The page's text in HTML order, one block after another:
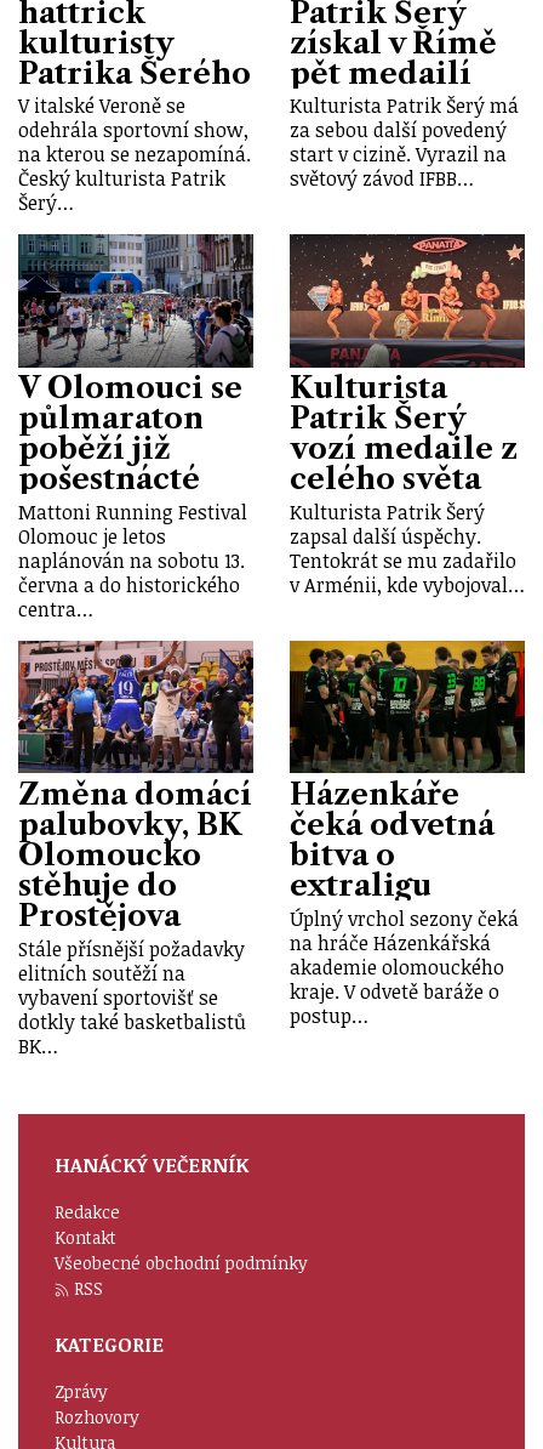
hattrick
kulturisty
Patrika Šerého
V italské Veroně se
odehrála sportovní show,
na kterou se nezapomíná.
Český kulturista Patrik
Šerý…
Patrik Šerý
získal v Římě
pět medailí
Kulturista Patrik Šerý má
za sebou další povedený
start v cizině. Vyrazil na
světový závod IFBB…
V Olomouci se
půlmaraton
poběží již
pošestnácté
Mattoni Running Festival
Olomouc je letos
naplánován na sobotu 13.
června a do historického
centra…
Kulturista
Patrik Šerý
vozí medaile z
celého světa
Kulturista Patrik Šerý
zapsal další úspěchy.
Tentokrát se mu zadařilo
v Arménii, kde vybojoval…
Změna domácí
palubovky, BK
Olomoucko
stěhuje do
Prostějova
Stále přísnější požadavky
elitních soutěží na
vybavení sportovišť se
dotkly také basketbalistů
BK…
Házenkáře
čeká odvetná
bitva o
extraligu
Úplný vrchol sezony čeká
na hráče Házenkářská
akademie olomouckého
kraje. V odvetě baráže o
postup…
HANÁCKÝ VEČERNÍK
Redakce
Kontakt
Všeobecné obchodní podmínky
RSS
KATEGORIE
Zprávy
Rozhovory
Kultura